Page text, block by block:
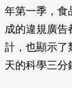
年第一季，食
成的違規廣告
計，也顯示了
天的科學三分